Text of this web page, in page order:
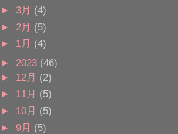
► 3月 (4)
► 2月 (5)
► 1月 (4)
► 2023 (46)
► 12月 (2)
► 11月 (5)
► 10月 (5)
► 9月 (5)